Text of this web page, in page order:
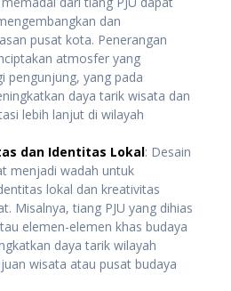
dan
pusat kota. Penerangan
atmosfer yang
pengunjung, yang pada
daya tarik wisata dan
lebih lanjut di wilayah
dan Identitas Lokal: Desain
menjadi wadah untuk
lokal dan kreativitas
Misalnya, tiang PJU yang dihias
elemen-elemen khas budaya
daya tarik wilayah
wisata atau pusat budaya